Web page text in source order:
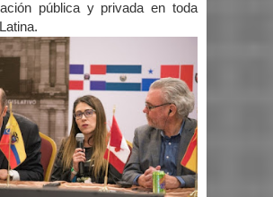
pública y privada en toda